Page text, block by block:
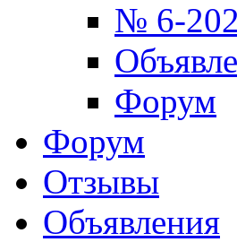
№ 6-
Форум
Форум
Отзывы
Объявления